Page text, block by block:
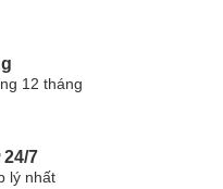
12 tháng
7
lý nhất